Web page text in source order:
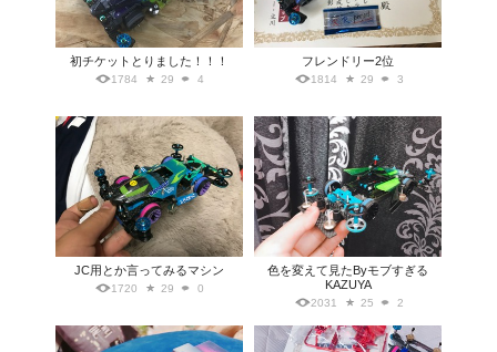
初チケットとりました！！！
1784 29 4
フレンドリー2位
1814 29 3
JC用とか言ってみるマシン
1720 29 0
色を変えて見たByモブすぎる
KAZUYA
2031 25 2